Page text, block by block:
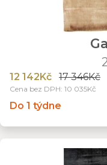
12 142Kč 17 346Kč
Cena bez DPH: 10 035Kč
Do 1 týdne